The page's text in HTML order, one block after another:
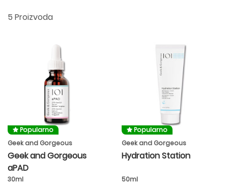
5 Proizvoda
Popularno
Geek and Gorgeous
Geek and Gorgeous
aPAD
30ml
Popularno
Geek and Gorgeous
Hydration Station
50ml